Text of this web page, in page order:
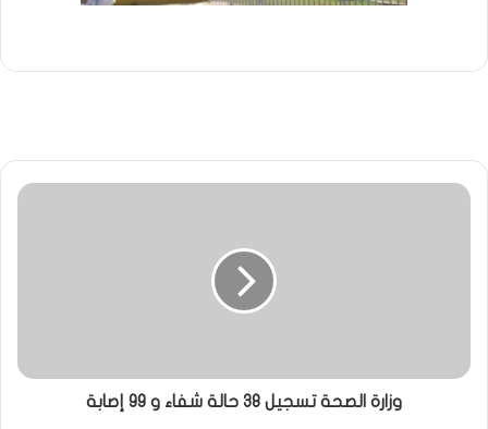
وزارة الصحة تسجيل 38 حالة شفاء و 99 إصابة